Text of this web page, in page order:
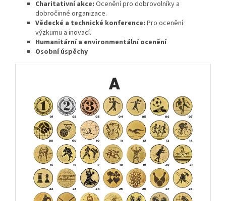
Charitativní akce: Ocenění pro dobrovolníky a
dobročinné organizace.
Vědecké a technické konference: Pro ocenění
výzkumu a inovací.
Humanitární a environmentální ocenění
Osobní úspěchy